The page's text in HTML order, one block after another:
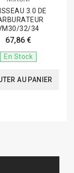
3.0 DE
32/34
67,86 €
En Stock
AU PANIER